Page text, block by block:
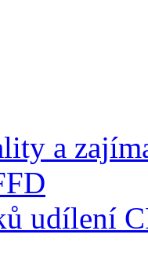
a
udílení